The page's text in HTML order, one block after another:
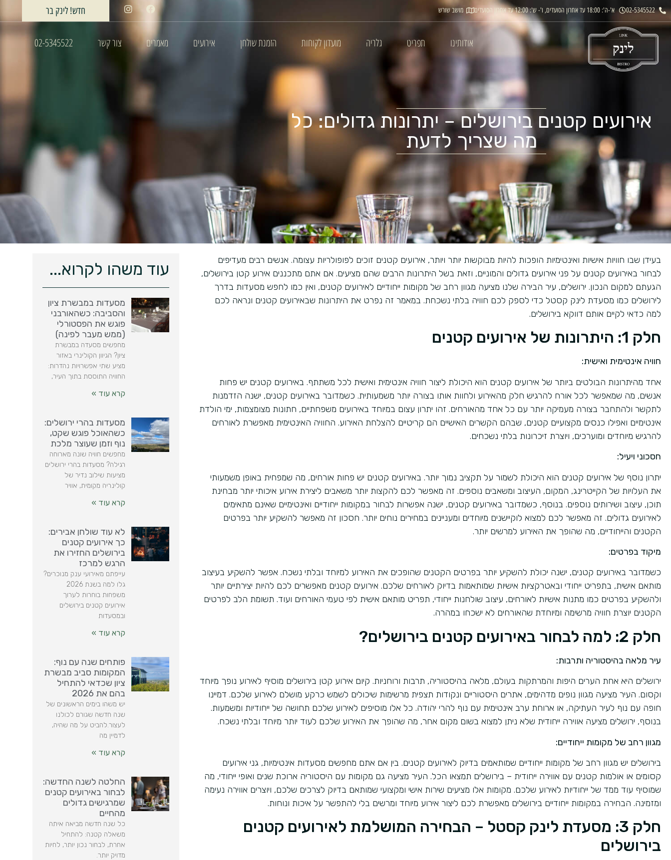
02-5345522 א'-ה': 18:00 עד אחרון הסועדים, ו'- ש': 12:00 עד אחרון הסועדים מושב שורש חדש! לינק בר
אודותינו תפריט גלריה מועדון לקוחות הזמנת שולחן אירועים מאמרים צור קשר 02-5345522
אירועים קטנים בירושלים – יתרונות גדולים: כל
מה שצריך לדעת
בעידן שבו חוויות אישיות ואינטימיות הופכות להיות מבוקשות יותר ויותר, אירועים קטנים זוכים לפופולריות עצומה. אנשים רבים מעדיפים
לבחור באירועים קטנים על פני אירועים גדולים והמוניים, וזאת בשל היתרונות הרבים שהם מציעים. אם אתם מתכננים אירוע קטן בירושלים,
הגעתם למקום הנכון. ירושלים, עיר הבירה שלנו מציעה מגוון רחב של מקומות ייחודיים לאירועים קטנים, ואין כמו לחפש מסעדות בדרך
לירושלים כמו מסעדת לינק קסטל כדי לספק לכם חוויה בלתי נשכחת. במאמר זה נפרט את היתרונות שבאירועים קטנים ונראה לכם
למה כדאי לקיים אותם דווקא בירושלים.
חלק 1: היתרונות של אירועים קטנים
חוויה אינטימית ואישית:
אחד מהיתרונות הבולטים ביותר של אירועים קטנים הוא היכולת ליצור חוויה אינטימית ואישית לכל משתתף. באירועים קטנים יש פחות
אנשים, מה שמאפשר לכל אורח להרגיש חלק מהאירוע ולחוות אותו בצורה יותר משמעותית. כשמדובר באירועים קטנים, ישנה הזדמנות
לתקשר ולהתחבר בצורה מעמיקה יותר עם כל אחד מהאורחים. זהו יתרון עצום במיוחד באירועים משפחתיים, חתונות מצומצמות, ימי הולדת
אינטימיים ואפילו כנסים מקצועיים קטנים, שבהם הקשרים האישיים הם קריטיים להצלחת האירוע. החוויה האינטימית מאפשרת לאורחים
להרגיש מיוחדים ומוערכים, ויוצרת זיכרונות בלתי נשכחים.
חסכוני ויעיל:
יתרון נוסף של אירועים קטנים הוא היכולת לשמור על תקציב נמוך יותר. באירועים קטנים יש פחות אורחים, מה שמפחית באופן משמעותי
את העלויות של הקייטרינג, המקום, העיצוב ומשאבים נוספים. זה מאפשר לכם להקצות יותר משאבים ליצירת אירוע איכותי יותר מבחינת
תוכן, עיצוב ושירותים נוספים. בנוסף, כשמדובר באירועים קטנים, ישנה אפשרות לבחור במקומות ייחודיים ואינטימיים שאינם מתאימים
לאירועים גדולים. זה מאפשר לכם למצוא לוקיישנים מיוחדים ומעניינים במחירים נוחים יותר. חסכון זה מאפשר להשקיע יותר בפרטים
הקטנים והייחודיים, מה שהופך את האירוע למרשים יותר.
מיקוד בפרטים:
כשמדובר באירועים קטנים, ישנה יכולת להשקיע יותר בפרטים הקטנים שהופכים את האירוע למיוחד ובלתי נשכח. אפשר להשקיע בעיצוב
מותאם אישית, בתפריט ייחודי ובאטרקציות אישיות שמותאמות בדיוק לאורחים שלכם. אירועים קטנים מאפשרים לכם להיות יצירתיים יותר
ולהשקיע בפרטים כמו מתנות אישיות לאורחים, עיצוב שולחנות ייחודי, תפריט מותאם אישית לפי טעמי האורחים ועוד. תשומת הלב לפרטים
הקטנים יוצרת חוויה מרשימה ומיוחדת שהאורחים לא ישכחו במהרה.
חלק 2: למה לבחור באירועים קטנים בירושלים?
עיר מלאה בהיסטוריה ותרבות:
ירושלים היא אחת הערים היפות והמרתקות בעולם, מלאה בהיסטוריה, תרבות ורוחניות. קיום אירוע קטן בירושלים מוסיף לאירוע נופך מיוחד
וקסום. העיר מציעה מגוון נופים מדהימים, אתרים היסטוריים ונקודות תצפית מרשימות שיכולים לשמש כרקע מושלם לאירוע שלכם. דמיינו
חופה עם נוף לעיר העתיקה, או ארוחת ערב אינטימית עם נוף להרי יהודה. כל אלו מוסיפים לאירוע שלכם תחושה של ייחודיות ומשמעות.
בנוסף, ירושלים מציעה אווירה ייחודית שלא ניתן למצוא בשום מקום אחר, מה שהופך את האירוע שלכם לעוד יותר מיוחד ובלתי נשכח.
מגוון רחב של מקומות ייחודיים:
בירושלים יש מגוון רחב של מקומות ייחודיים שמותאמים בדיוק לאירועים קטנים. בין אם אתם מחפשים מסעדות אינטימיות, גני אירועים
קסומים או אולמות קטנים עם אווירה ייחודית – בירושלים תמצאו הכל. העיר מציעה גם מקומות עם היסטוריה ארוכת שנים ואופי ייחודי, מה
שמוסיף עוד ממד של ייחודיות לאירוע שלכם. מקומות אלו מציעים שירות אישי ומקצועי שמותאם בדיוק לצרכים שלכם, ויוצרים אווירה נעימה
ומזמינה. הבחירה במקומות ייחודיים בירושלים מאפשרת לכם ליצור אירוע מיוחד ומרשים בלי להתפשר על איכות ונוחות.
חלק 3: מסעדת לינק קסטל – הבחירה המושלמת לאירועים קטנים
בירושלים
עוד משהו לקרוא...
מסעדות במבשרת ציון
והסביבה: כשהאורבני
פוגש את הפסטורלי
(ממש מעבר לפינה)
מחפשים מסעדה במבשרת
ציון? הגיוון הקולינרי באזור
מציע שתי אפשרויות נהדרות:
החוויה התוססת בתוך העיר,
קרא עוד »
מסעדות בהרי ירושלים:
כשהאוכל פוגש שקט,
נוף וזמן שעוצר מלכת
מחפשים חוויה שונה מארוחה
רגילה? מסעדות בהרי ירושלים
מציעות שילוב נדיר של
קולינריה מקומית, אוויר
קרא עוד »
לא עוד שולחן אבירים:
כך אירועים קטנים
בירושלים החזירו את
הרגש למרכז
עייפתם מאירועי ענק מנוכרים?
גלו למה בשנת 2026
משפחות בוחרות לערוך
אירועים קטנים בירושלים
ובמסעדות
קרא עוד »
פותחים שנה עם נוף:
המקומות סביב מבשרת
ציון שכדאי להתחיל
בהם את 2026
יש משהו בימים הראשונים של
שנה חדשה שגורם לכולנו
לעצור.להביט על מה שהיה,
לדמיין מה
קרא עוד »
החלטה לשנה החדשה:
לבחור באירועים קטנים
שמרגישים גדולים
מהחיים
כל שנה חדשה מביאה איתה
משאלה קטנה: להתחיל
אחרת, לבחור נכון יותר, לחיות
מדויק יותר.